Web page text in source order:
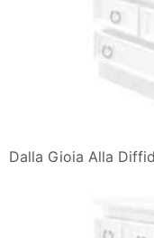
Dalla Gioia Alla